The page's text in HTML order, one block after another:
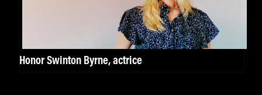
Honor Swinton Byrne, actrice